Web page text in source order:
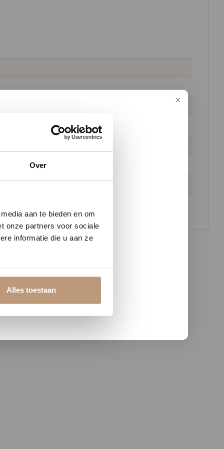
Over
aan te bieden en om
onze partners voor sociale
informatie die u aan ze
Alles toestaan